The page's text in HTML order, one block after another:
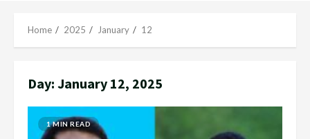
Home 2025 January 12
Day: January 12, 2025
1 MIN READ